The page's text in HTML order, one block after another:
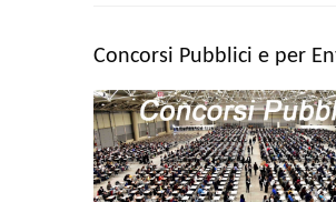
Concorsi Pubblici e per